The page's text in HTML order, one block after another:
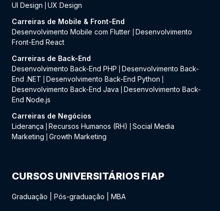
UI Design
UX Design
Carreiras de Mobile & Front-End
Desenvolvimento Mobile com Flutter
Desenvolvimento
Front-End React
Carreiras de Back-End
Desenvolvimento Back-End PHP
Desenvolvimento Back-
End .NET
Desenvolvimento Back-End Python
Desenvolvimento Back-End Java
Desenvolvimento Back-
End Node.js
Carreiras de Negócios
Liderança
Recursos Humanos (RH)
Social Media
Marketing
Growth Marketing
CURSOS UNIVERSITÁRIOS FIAP
Graduação Pós-graduação MBA